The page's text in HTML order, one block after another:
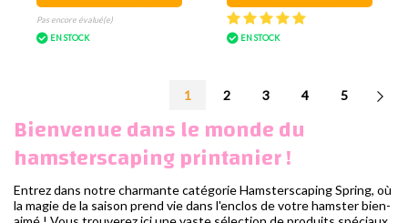
Pas encore évalué(e)
EN STOCK
EN STOCK
1 2 3 4 5
Bienvenue dans le monde du
hamsterscaping printanier !
Entrez dans notre charmante catégorie Hamsterscaping Spring, où
la magie de la saison prend vie dans l'enclos de votre hamster bien-